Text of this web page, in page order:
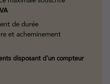
de durée
et acheminement
disposant d’un compteur